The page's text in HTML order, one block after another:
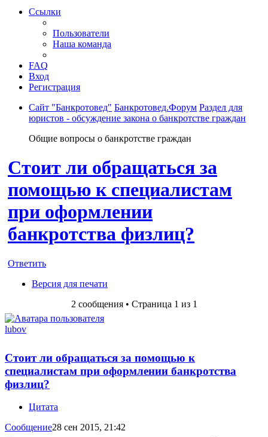
Ссылки
Пользователи
Наша команда
FAQ
Вход
Регистрация
Сайт "Банкротовед" Банкротовед.Форум Раздел для
юристов - обсуждение закона о банкротстве граждан
Общие вопросы о банкротстве граждан
Стоит ли обращаться за
помощью к специалистам
при оформлении
банкротства физлиц?
Ответить
Версия для печати
2 сообщения • Страница 1 из 1
lubov
Стоит ли обращаться за помощью к
специалистам при оформлении банкротства
физлиц?
Цитата
Сообщение28 сен 2015, 21:42